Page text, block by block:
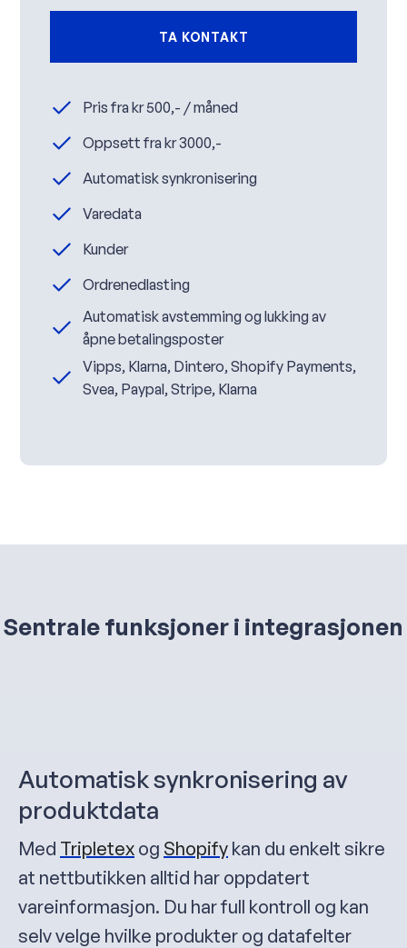
TA KONTAKT
Pris fra kr 500,- / måned
Oppsett fra kr 3000,-
Automatisk synkronisering
Varedata
Kunder
Ordrenedlasting
Automatisk avstemming og lukking av
åpne betalingsposter
Vipps, Klarna, Dintero, Shopify Payments,
Svea, Paypal, Stripe, Klarna
Sentrale funksjoner i integrasjonen
Automatisk synkronisering av
produktdata
Med Tripletex og Shopify kan du enkelt sikre
at nettbutikken alltid har oppdatert
vareinformasjon. Du har full kontroll og kan
selv velge hvilke produkter og datafelter